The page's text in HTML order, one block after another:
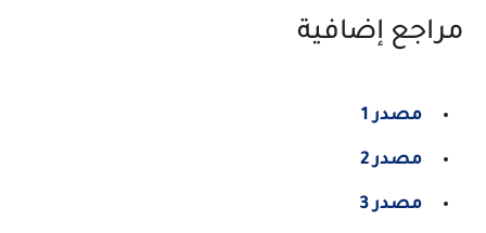
مراجع إضافية
مصدر 1
مصدر 2
مصدر 3